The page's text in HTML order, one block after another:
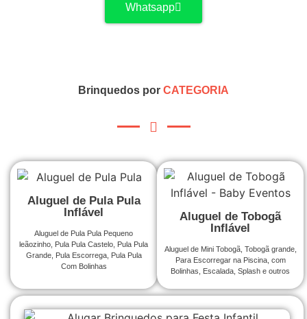
Whatsapp
Brinquedos por CATEGORIA
Aluguel de Pula Pula
Inflável
Aluguel de Pula Pula Pequeno
leãozinho, Pula Pula Castelo, Pula Pula
Grande, Pula Escorrega, Pula Pula
Com Bolinhas
Aluguel de Tobogã
Inflável
Aluguel de Mini Tobogã, Tobogã grande,
Para Escorregar na Piscina, com
Bolinhas, Escalada, Splash e outros